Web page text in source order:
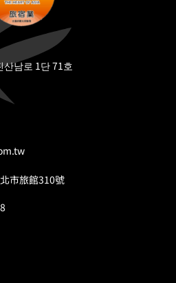
산남로 1단 71호
市旅館310號